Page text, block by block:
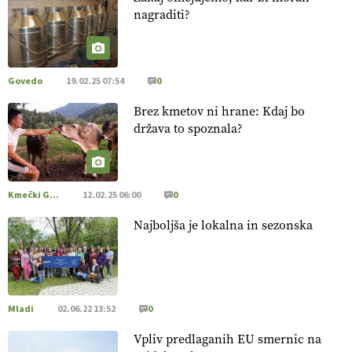
[EKOloško = LOGIČNO
ključna kmetijstvo
https://t.co/YvDmY3UNng @EUAgri #IMCAP #CAP
21.07.2026
[EKOloško = LOGIČNO
naravno peneče vino, tudi v Sloveniji.
https://t.co/9fpqD3fCrE @EUAgri #IMCAP #CAP
20.07.2026
[EKOloško = LOGIČNO
pridelava z mislijo na naravo.
@EUAgri #IMCAP #CAP https://t.co/Bf31lnQSIb
15.07.2026
nagraditi?
Govedo 19.02.25 07:54 0
Brez kmetov ni hrane: Kdaj bo
država to spoznala?
Kmečki Glas 12.02.25 06:00 0
Najboljša je lokalna in sezonska
Mladi 02.06.22 13:52 0
Vpliv predlaganih EU smernic na